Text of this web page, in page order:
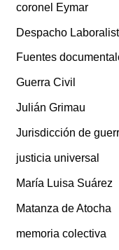
coronel Eymar
Despacho
Fuentes
Guerra Civil
Julián Grimau
Jurisdicción de
justicia universal
María Luisa Suárez
Matanza de Atocha
memoria colectiva